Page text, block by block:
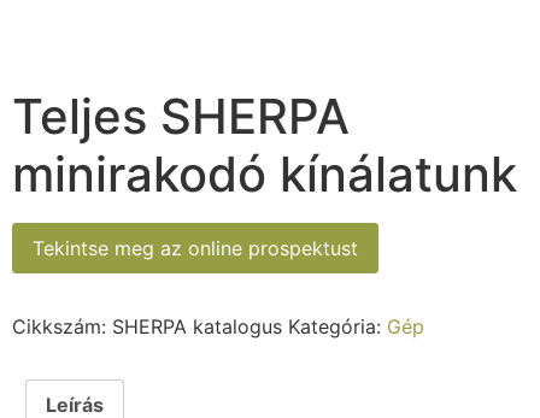
Teljes SHERPA
minirakodó kínálatunk
Tekintse meg az online prospektust
Cikkszám: SHERPA katalogus Kategória: Gép
Leírás